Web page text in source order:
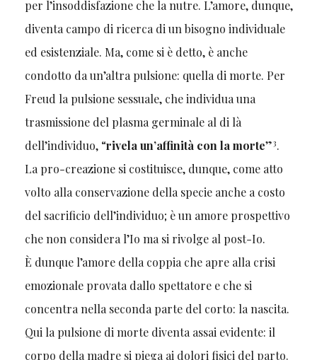
per l’insoddisfazione che la nutre. L’amore, dunque,
diventa campo di ricerca di un bisogno individuale
ed esistenziale. Ma, come si è detto, è anche
condotto da un’altra pulsione: quella di morte. Per
Freud la pulsione sessuale, che individua una
trasmissione del plasma germinale al di là
dell’individuo, “rivela un’affinità con la morte”3.
La pro-creazione si costituisce, dunque, come atto
volto alla conservazione della specie anche a costo
del sacrificio dell’individuo; è un amore prospettivo
che non considera l’Io ma si rivolge al post-Io.
È dunque l’amore della coppia che apre alla crisi
emozionale provata dallo spettatore e che si
concentra nella seconda parte del corto: la nascita.
Qui la pulsione di morte diventa assai evidente: il
corpo della madre si piega ai dolori fisici del parto.